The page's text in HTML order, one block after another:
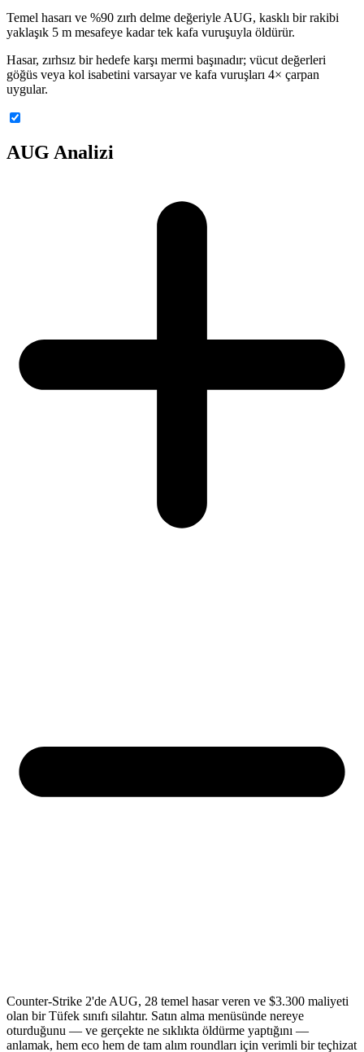
Temel hasarı ve %90 zırh delme değeriyle AUG, kasklı bir rakibi
yaklaşık 5 m mesafeye kadar tek kafa vuruşuyla öldürür.
Hasar, zırhsız bir hedefe karşı mermi başınadır; vücut değerleri
göğüs veya kol isabetini varsayar ve kafa vuruşları 4× çarpan
uygular.
AUG Analizi
Counter-Strike 2'de AUG, 28 temel hasar veren ve $3.300 maliyeti
olan bir Tüfek sınıfı silahtır. Satın alma menüsünde nereye
oturduğunu — ve gerçekte ne sıklıkta öldürme yaptığını —
anlamak, hem eco hem de tam alım roundları için verimli bir teçhizat